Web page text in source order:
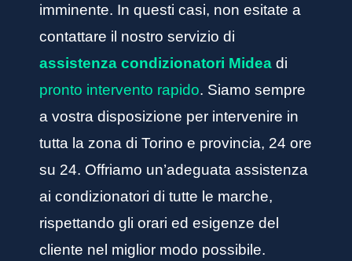
imminente. In questi casi, non esitate a
contattare il nostro servizio di
assistenza condizionatori Midea di
pronto intervento rapido. Siamo sempre
a vostra disposizione per intervenire in
tutta la zona di Torino e provincia, 24 ore
su 24. Offriamo un’adeguata assistenza
ai condizionatori di tutte le marche,
rispettando gli orari ed esigenze del
cliente nel miglior modo possibile.